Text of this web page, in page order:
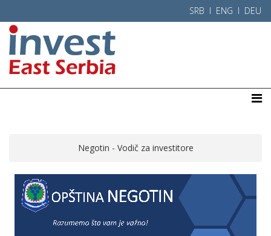
SRB l ENG l DEU
Negotin - Vodič za investitore